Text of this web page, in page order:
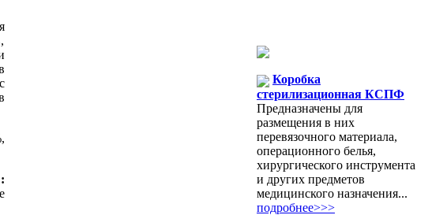
:
Коробка
стерилизационная КСПФ
Предназначены для
размещения в них
перевязочного материала,
операционного белья,
хирургического инструмента
и других предметов
медицинского назначения...
подробнее>>>